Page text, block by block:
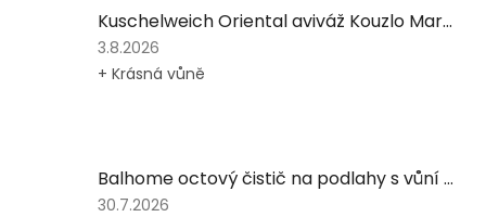
5
hvězdiček.
Kuschelweich Oriental aviváž Kouzlo Marrákeše 40 praní 1l
Hodnocení
produktu
hvězdiček.
3.8.2026
+ Krásná vůně
Balhome octový čistič na podlahy s vůní máty 5 L
Hodnocení
30.7.2026